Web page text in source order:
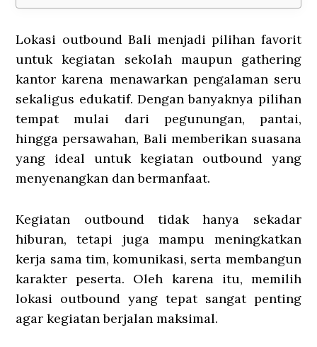
Lokasi outbound Bali menjadi pilihan favorit
untuk kegiatan sekolah maupun gathering
kantor karena menawarkan pengalaman seru
sekaligus edukatif. Dengan banyaknya pilihan
tempat mulai dari pegunungan, pantai,
hingga persawahan, Bali memberikan suasana
yang ideal untuk kegiatan outbound yang
menyenangkan dan bermanfaat.
Kegiatan outbound tidak hanya sekadar
hiburan, tetapi juga mampu meningkatkan
kerja sama tim, komunikasi, serta membangun
karakter peserta. Oleh karena itu, memilih
lokasi outbound yang tepat sangat penting
agar kegiatan berjalan maksimal.